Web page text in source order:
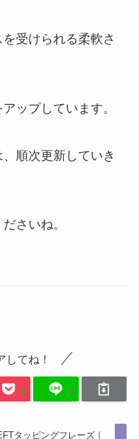
受けられる柔軟さ
ップしています。
順次更新していき
さいね。
してね！
タッピングフレーズ｜